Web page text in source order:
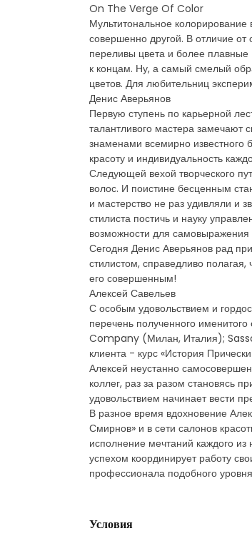
On The Verge Of Color
Мультитональное колорирование
совершенно другой. В отличие от
переливы цвета и более
к концам. Ну, а самый смелый
цветов. Для любительниц
Денис Аверьянов
Первую ступень по карьерной
талантливого мастера замечают
знаменами всемирно известного
красоту и индивидуальность
Следующей вехой творческого
волос. И поистине бесценным
и мастерство не раз удивляли и
стилиста постичь и науку
возможности для самовыражения
Сегодня Денис Аверьянов рад
стилистом, справедливо
его совершенным!
Алексей Савельев
С особым удовольствием и
перечень полученного
Company (Милан, Италия);
клиента - курс «История
Алексей неустанно
коллег, раз за разом становясь
удовольствием начинает вести
В разное время вдохновение
Смирнов» и в сети салонов
исполнение мечтаний каждого
успехом координирует работу
профессионала подобного
Условия